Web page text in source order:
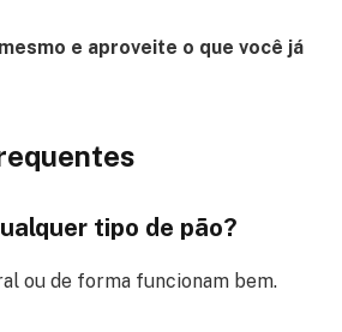
e aproveite o que você já
tipo de pão?
ou de forma funcionam bem.